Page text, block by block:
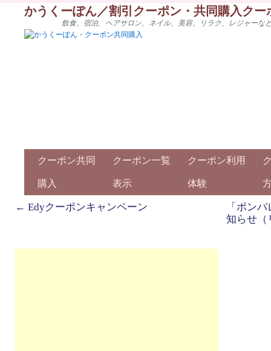
かうくーぽん／割引クーポン・共同購入ク
飲食、宿泊、ヘアサロン、ネイル、美容、リラク、レジャー
クーポン共同
購入
クーポン一覧
表示
クーポン利用
体験
← Edyクーポンキャンペーン
「ポン
知らせ（